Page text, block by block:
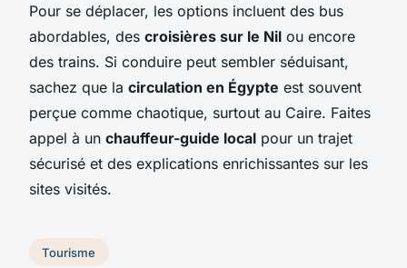
Pour se déplacer, les options incluent des bus
abordables, des croisières sur le Nil ou encore
des trains. Si conduire peut sembler séduisant,
sachez que la circulation en Égypte est souvent
perçue comme chaotique, surtout au Caire. Faites
appel à un chauffeur-guide local pour un trajet
sécurisé et des explications enrichissantes sur les
sites visités.
Tourisme